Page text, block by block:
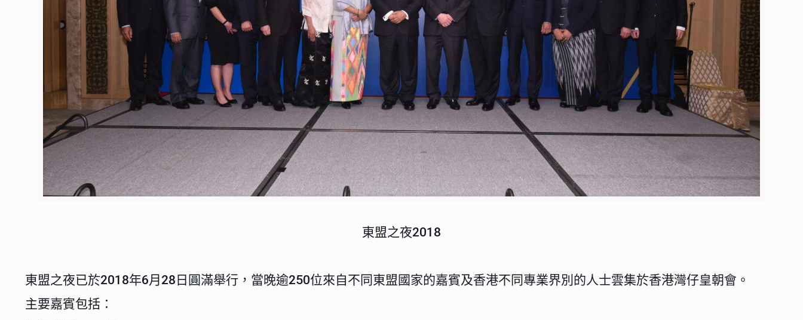
東盟之夜2018
東盟之夜已於2018年6月28日圓滿舉行，當晚逾250位來自不同東盟國家的嘉賓及香港不同專業界別的人士雲集於香港灣仔皇朝會。
主要嘉賓包括：